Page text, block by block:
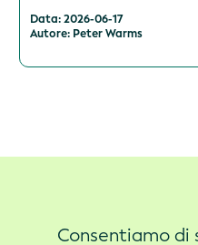
Data: 2026-06-17
Autore: Peter Warms
Consentiamo